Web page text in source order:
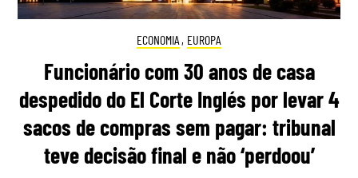
ECONOMIA , EUROPA
Funcionário com 30 anos de casa
despedido do El Corte Inglés por levar 4
sacos de compras sem pagar: tribunal
teve decisão final e não ‘perdoou’